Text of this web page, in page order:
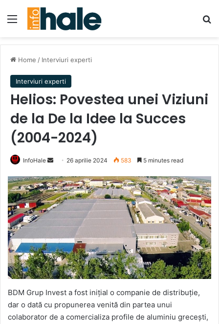
Menu
Home / Interviuri experti
Interviuri experti
Helios: Povestea unei Viziuni
de la De la Idee la Succes
(2004-2024)
InfoHale
Send
email
26 aprilie 2024 583 5 minutes read
BDM Grup Invest a fost inițial o companie de distribuție,
dar o dată cu propunerea venită din partea unui
colaborator de a comercializa profile de aluminiu grecești,